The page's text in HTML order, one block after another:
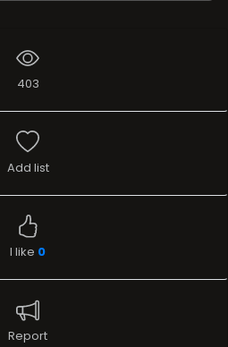
403
Add list
I like 0
Report